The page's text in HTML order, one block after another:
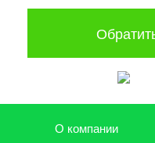
О компании